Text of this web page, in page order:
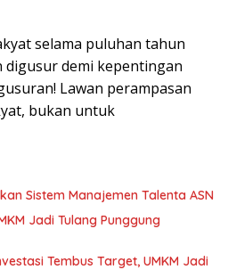
selama puluhan tahun
demi kepentingan
Lawan perampasan
bukan untuk
Sistem Manajemen Talenta ASN
Jadi Tulang Punggung
Tembus Target, UMKM Jadi